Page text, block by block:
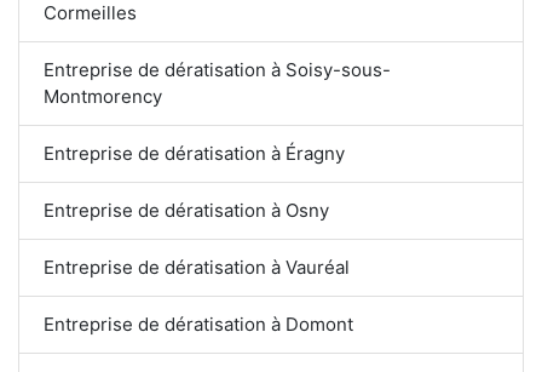
Cormeilles
Entreprise de dératisation à Soisy-sous-
Montmorency
Entreprise de dératisation à Éragny
Entreprise de dératisation à Osny
Entreprise de dératisation à Vauréal
Entreprise de dératisation à Domont